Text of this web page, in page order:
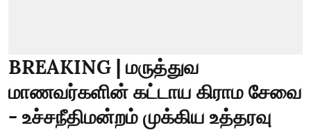
BREAKING | மருத்துவ
மாணவர்களின் கட்டாய கிராம சேவை
- உச்சநீதிமன்றம் முக்கிய உத்தரவு